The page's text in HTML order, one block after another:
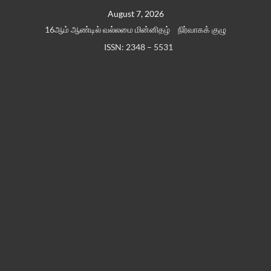
August 7, 2026
16ஆம் ஆண்டில் வல்லமை மின்னிதழ்
நிர்வாகக் குழு
ISSN: 2348 – 5531